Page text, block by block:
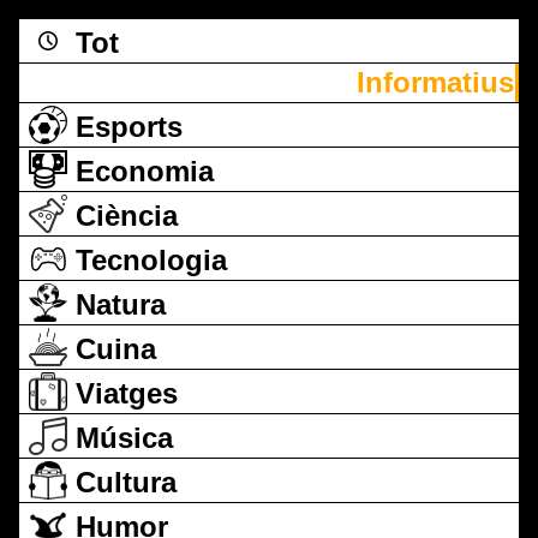
Tot
Informatius
Esports
Economia
Ciència
Tecnologia
Natura
Cuina
Viatges
Música
Cultura
Humor